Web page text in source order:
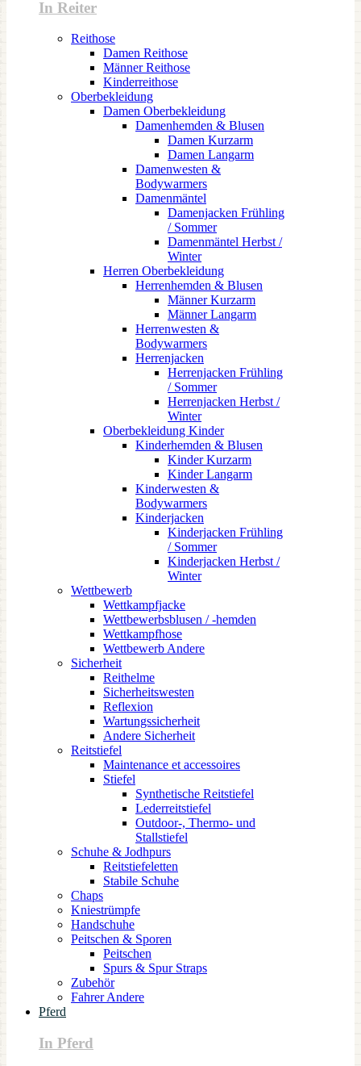
In Reiter
Reithose
Damen Reithose
Männer Reithose
Kinderreithose
Oberbekleidung
Damen Oberbekleidung
Damenhemden & Blusen
Damen Kurzarm
Damen Langarm
Damenwesten &
Bodywarmers
Damenmäntel
Damenjacken Frühling
/ Sommer
Damenmäntel Herbst /
Winter
Herren Oberbekleidung
Herrenhemden & Blusen
Männer Kurzarm
Männer Langarm
Herrenwesten &
Bodywarmers
Herrenjacken
Herrenjacken Frühling
/ Sommer
Herrenjacken Herbst /
Winter
Oberbekleidung Kinder
Kinderhemden & Blusen
Kinder Kurzarm
Kinder Langarm
Kinderwesten &
Bodywarmers
Kinderjacken
Kinderjacken Frühling
/ Sommer
Kinderjacken Herbst /
Winter
Wettbewerb
Wettkampfjacke
Wettbewerbsblusen / -hemden
Wettkampfhose
Wettbewerb Andere
Sicherheit
Reithelme
Sicherheitswesten
Reflexion
Wartungssicherheit
Andere Sicherheit
Reitstiefel
Maintenance et accessoires
Stiefel
Synthetische Reitstiefel
Lederreitstiefel
Outdoor-, Thermo- und
Stallstiefel
Schuhe & Jodhpurs
Reitstiefeletten
Stabile Schuhe
Chaps
Kniestrümpfe
Handschuhe
Peitschen & Sporen
Peitschen
Spurs & Spur Straps
Zubehör
Fahrer Andere
Pferd
In Pferd